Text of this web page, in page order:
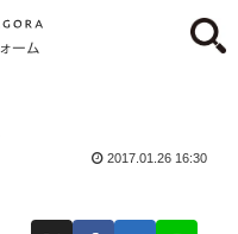
2017.01.26 16:30